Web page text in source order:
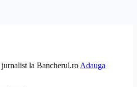
la Bancherul.ro Adauga